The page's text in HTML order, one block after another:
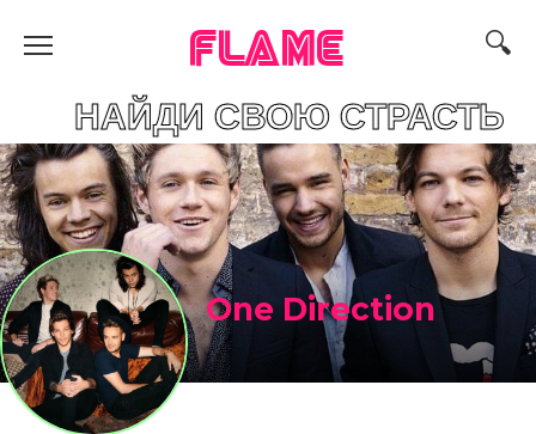
FLAME
СВОЮ СТРАСТЬ
One Direction